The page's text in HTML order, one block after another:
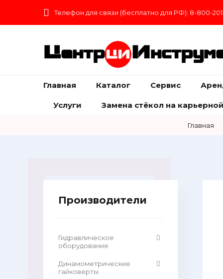
Телефон для связи (бесплатно для РФ): 8-800-
Центр
Главная Каталог Сервис
Услуги Замена стёкол на
Главная
Производители
Гидравлическое
оборудование
Динамометрические
гайковерты